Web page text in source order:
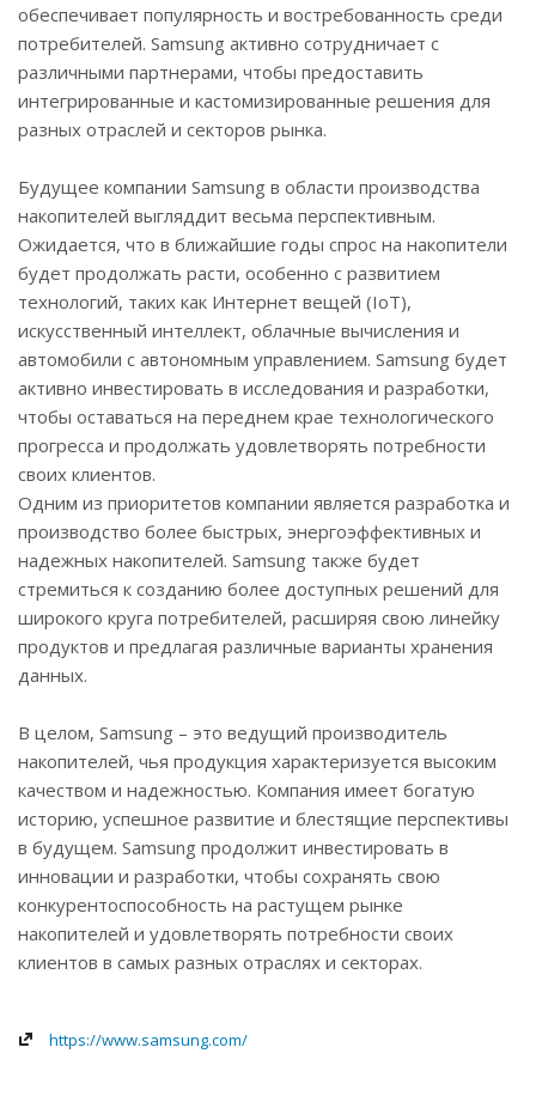
обеспечивает популярность и востребованность среди
потребителей. Samsung активно сотрудничает с
различными партнерами, чтобы предоставить
интегрированные и кастомизированные решения для
разных отраслей и секторов рынка.
Будущее компании Samsung в области производства
накопителей выгляддит весьма перспективным.
Ожидается, что в ближайшие годы спрос на накопители
будет продолжать расти, особенно с развитием
технологий, таких как Интернет вещей (IoT),
искусственный интеллект, облачные вычисления и
автомобили с автономным управлением. Samsung будет
активно инвестировать в исследования и разработки,
чтобы оставаться на переднем крае технологического
прогресса и продолжать удовлетворять потребности
своих клиентов.
Одним из приоритетов компании является разработка и
производство более быстрых, энергоэффективных и
надежных накопителей. Samsung также будет
стремиться к созданию более доступных решений для
широкого круга потребителей, расширяя свою линейку
продуктов и предлагая различные варианты хранения
данных.
В целом, Samsung – это ведущий производитель
накопителей, чья продукция характеризуется высоким
качеством и надежностью. Компания имеет богатую
историю, успешное развитие и блестящие перспективы
в будущем. Samsung продолжит инвестировать в
инновации и разработки, чтобы сохранять свою
конкурентоспособность на растущем рынке
накопителей и удовлетворять потребности своих
клиентов в самых разных отраслях и секторах.
https://www.samsung.com/